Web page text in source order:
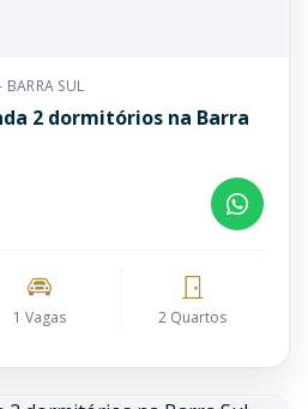
SUL
2 dormitórios na Barra
1 Vagas 2 Quartos